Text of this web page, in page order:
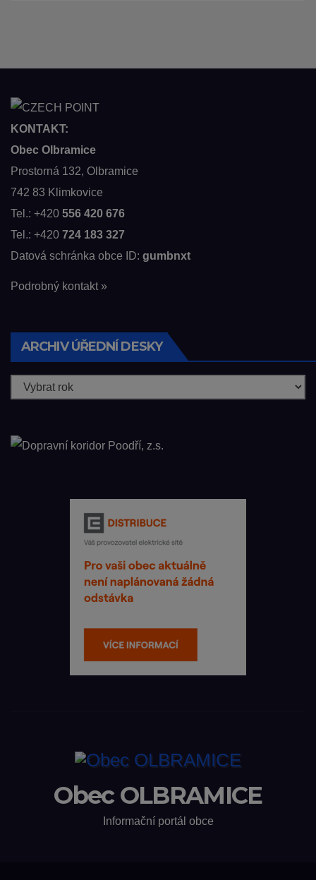
KONTAKT:
Obec Olbramice
Prostorná 132, Olbramice
742 83 Klimkovice
Tel.: +420 556 420 676
Tel.: +420 724 183 327
Datová schránka obce ID: gumbnxt
Podrobný kontakt »
ARCHIV ÚŘEDNÍ DESKY
Obec OLBRAMICE
Informační portál obce